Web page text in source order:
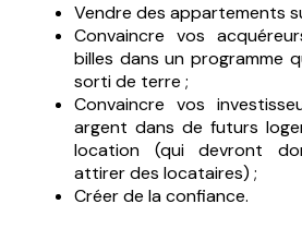
Vendre des appartements
Convaincre vos
billes dans un programme
sorti de terre ;
Convaincre vos
argent dans de futurs
location (qui devront
attirer des locataires) ;
Créer de la confiance.